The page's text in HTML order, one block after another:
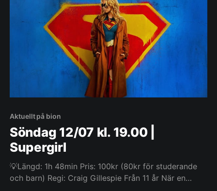
frontfigur i The
Aktuellt på bion
Söndag 12/07 kl. 19.00 |
Supergirl
💡Längd: 1h 48min Pris: 100kr (80kr för studerande
och barn) Regi: Craig Gillespie Från 11 år När en